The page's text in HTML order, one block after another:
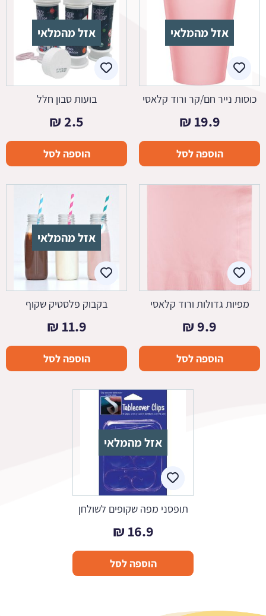
אזל מהמלאי
כוסות נייר חם/קר ורוד קלאסי
19.9
₪
הוספה לסל
אזל מהמלאי
בועות סבון חלל
2.5
₪
הוספה לסל
מפיות גדולות ורוד קלאסי
9.9
₪
הוספה לסל
אזל מהמלאי
בקבוק פלסטיק שקוף
11.9
₪
הוספה לסל
אזל מהמלאי
תופסני מפה שקופים לשולחן
16.9
₪
הוספה לסל